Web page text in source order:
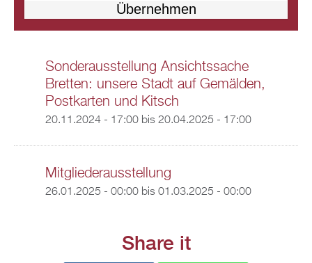
Sonderausstellung Ansichtssache
Bretten: unsere Stadt auf Gemälden,
Postkarten und Kitsch
20.11.2024 - 17:00bis 20.04.2025 - 17:00
Mitgliederausstellung
26.01.2025 - 00:00bis 01.03.2025 - 00:00
Share it